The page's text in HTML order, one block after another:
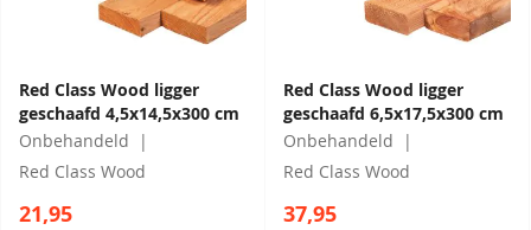
Red Class Wood ligger
geschaafd 4,5x14,5x300 cm
Onbehandeld
Red Class Wood
21,95
Red Class Wood ligger
geschaafd 6,5x17,5x300 cm
Onbehandeld
Red Class Wood
37,95